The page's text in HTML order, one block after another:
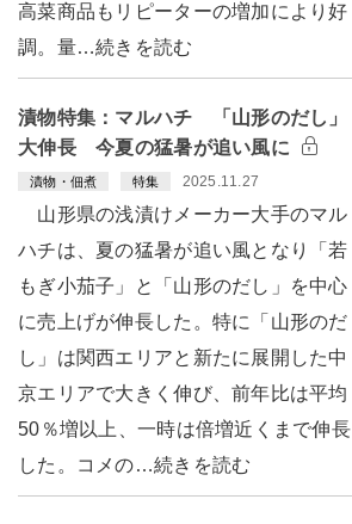
高菜商品もリピーターの増加により好
調。量…続きを読む
漬物特集：マルハチ 「山形のだし」
大伸長 今夏の猛暑が追い風に
漬物・佃煮 特集 2025.11.27
山形県の浅漬けメーカー大手のマル
ハチは、夏の猛暑が追い風となり「若
もぎ小茄子」と「山形のだし」を中心
に売上げが伸長した。特に「山形のだ
し」は関西エリアと新たに展開した中
京エリアで大きく伸び、前年比は平均
50％増以上、一時は倍増近くまで伸長
した。コメの…続きを読む